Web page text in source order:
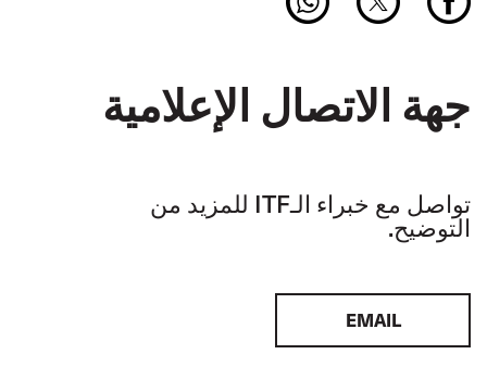
جهة الاتصال الإعلامية
تواصل مع خبراء الـITF للمزيد من
التوضيح.
EMAIL